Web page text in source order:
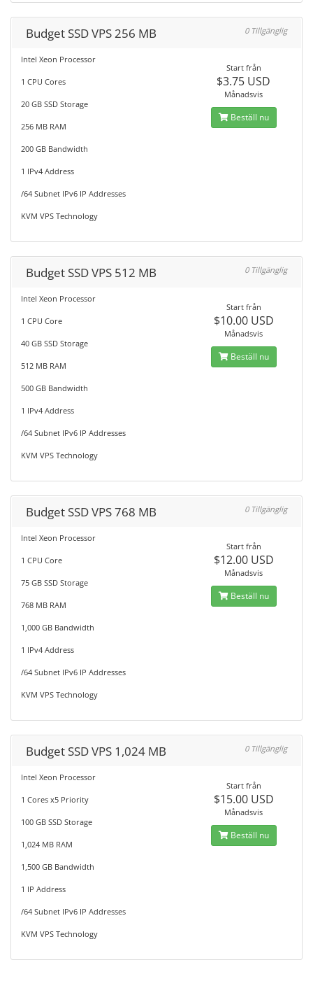
Budget SSD VPS 256 MB 0 Tillgänglig
Intel Xeon Processor
1 CPU Cores
20 GB SSD Storage
256 MB RAM
200 GB Bandwidth
1 IPv4 Address
/64 Subnet IPv6 IP Addresses
KVM VPS Technology
Start från
$3.75 USD
Månadsvis
Beställ nu
Budget SSD VPS 512 MB 0 Tillgänglig
Intel Xeon Processor
1 CPU Core
40 GB SSD Storage
512 MB RAM
500 GB Bandwidth
1 IPv4 Address
/64 Subnet IPv6 IP Addresses
KVM VPS Technology
Start från
$10.00 USD
Månadsvis
Beställ nu
Budget SSD VPS 768 MB 0 Tillgänglig
Intel Xeon Processor
1 CPU Core
75 GB SSD Storage
768 MB RAM
1,000 GB Bandwidth
1 IPv4 Address
/64 Subnet IPv6 IP Addresses
KVM VPS Technology
Start från
$12.00 USD
Månadsvis
Beställ nu
Budget SSD VPS 1,024 MB 0 Tillgänglig
Intel Xeon Processor
1 Cores x5 Priority
100 GB SSD Storage
1,024 MB RAM
1,500 GB Bandwidth
1 IP Address
/64 Subnet IPv6 IP Addresses
KVM VPS Technology
Start från
$15.00 USD
Månadsvis
Beställ nu